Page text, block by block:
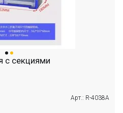
с секциями
Арт.: R-4038A